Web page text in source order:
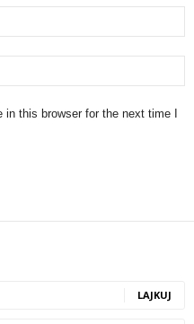
in this browser for the next time I
LAJKUJ